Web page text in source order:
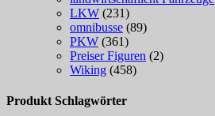
LKW (231)
omnibusse (89)
PKW (361)
Preiser Figuren (2)
Wiking (458)
Produkt Schlagwörter